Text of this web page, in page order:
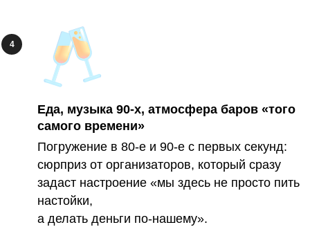
Еда, музыка 90-х, атмосфера баров «того
самого времени»
Погружение в 80-е и 90-е с первых секунд:
сюрприз от организаторов, который сразу
задаст настроение «мы здесь не просто пить
настойки,
а делать деньги по-нашему».